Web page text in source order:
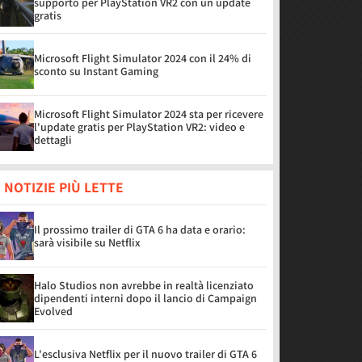
gratis
Microsoft Flight Simulator 2024 con il 24% di
sconto su Instant Gaming
Microsoft Flight Simulator 2024 sta per ricevere
l'update gratis per PlayStation VR2: video e
dettagli
NOTIZIE PIÙ LETTE
Il prossimo trailer di GTA 6 ha data e orario:
sarà visibile su Netflix
Halo Studios non avrebbe in realtà licenziato
dipendenti interni dopo il lancio di Campaign
Evolved
L'esclusiva Netflix per il nuovo trailer di GTA 6